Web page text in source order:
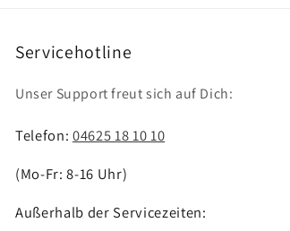
Servicehotline
Unser Support freut sich auf Dich:
Telefon: 04625 18 10 10
(Mo-Fr: 8-16 Uhr)
Außerhalb der Servicezeiten: